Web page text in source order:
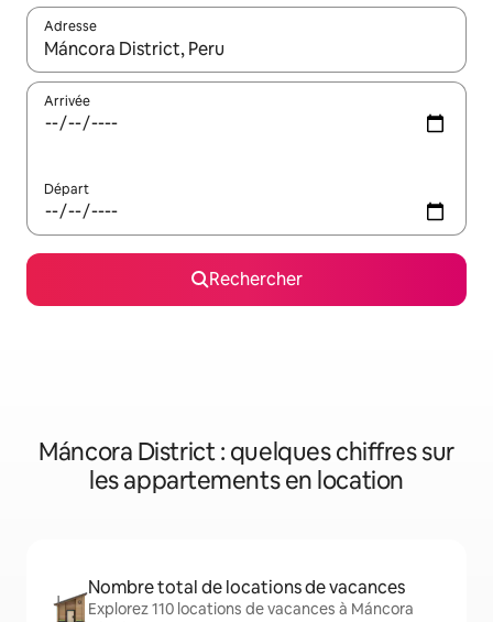
Adresse
Lorsque les résultats s'affichent, utilisez les flèches vers le
Arrivée
Départ
Rechercher
Máncora District : quelques chiffres sur
les appartements en location
Nombre total de locations de vacances
Explorez 110 locations de vacances à Máncora